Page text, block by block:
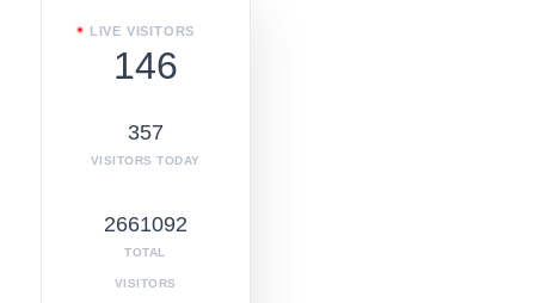
LIVE VISITORS
146
357
VISITORS TODAY
2661092
TOTAL
VISITORS